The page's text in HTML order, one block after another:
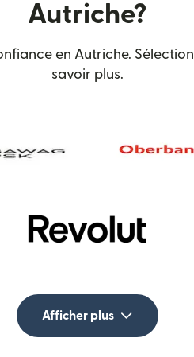
Autriche?
en Autriche.
savoir plus.
Afficher plus